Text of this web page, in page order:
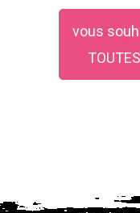
vous